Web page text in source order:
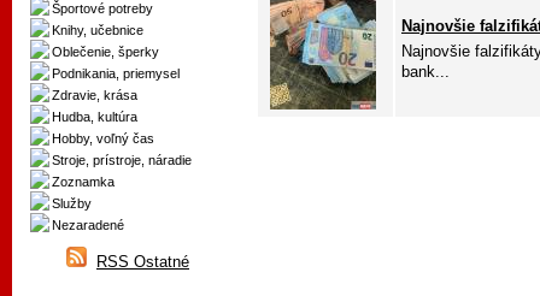
Športové potreby
Knihy, učebnice
Oblečenie, šperky
Podnikania, priemysel
Zdravie, krása
Hudba, kultúra
Hobby, voľný čas
Stroje, prístroje, náradie
Zoznamka
Služby
Nezaradené
RSS Ostatné
Najnovšie
Najnovšie
bank...